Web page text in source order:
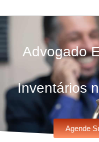
Advogado
Inventários
Agende